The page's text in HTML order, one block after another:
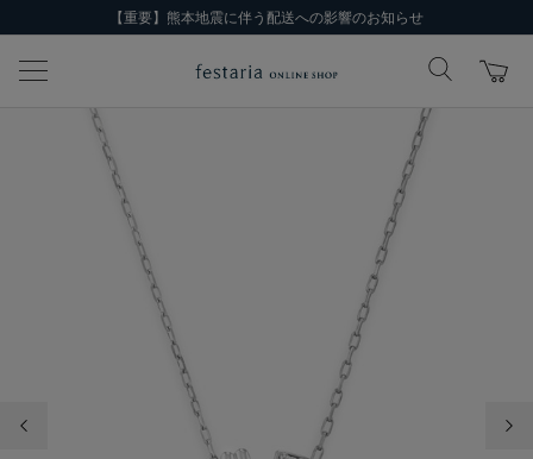
【重要】熊本地震に伴う配送への影響のお知らせ